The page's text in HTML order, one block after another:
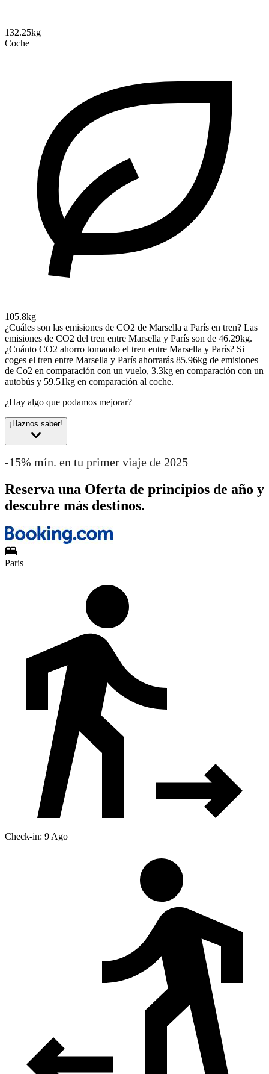
132.25kg
Coche
105.8kg
¿Cuáles son las emisiones de CO2 de Marsella a París en tren? Las
emisiones de CO2 del tren entre Marsella y París son de 46.29kg.
¿Cuánto CO2 ahorro tomando el tren entre Marsella y París? Si
coges el tren entre Marsella y París ahorrarás 85.96kg de emisiones
de Co2 en comparación con un vuelo, 3.3kg en comparación con un
autobús y 59.51kg en comparación al coche.
¿Hay algo que podamos mejorar?
¡Haznos saber!
-15% mín. en tu primer viaje de 2025
Reserva una Oferta de principios de año y
descubre más destinos.
Paris
Check-in: 9 Ago